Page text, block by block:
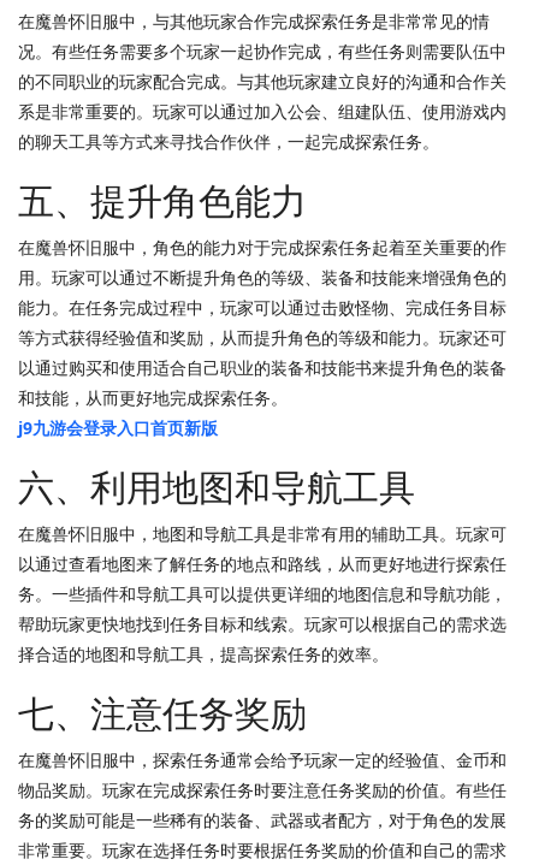
在魔兽怀旧服中，与其他玩家合作完成探索任务是非常常见的情
况。有些任务需要多个玩家一起协作完成，有些任务则需要队伍中
的不同职业的玩家配合完成。与其他玩家建立良好的沟通和合作关
系是非常重要的。玩家可以通过加入公会、组建队伍、使用游戏内
的聊天工具等方式来寻找合作伙伴，一起完成探索任务。
五、提升角色能力
在魔兽怀旧服中，角色的能力对于完成探索任务起着至关重要的作
用。玩家可以通过不断提升角色的等级、装备和技能来增强角色的
能力。在任务完成过程中，玩家可以通过击败怪物、完成任务目标
等方式获得经验值和奖励，从而提升角色的等级和能力。玩家还可
以通过购买和使用适合自己职业的装备和技能书来提升角色的装备
和技能，从而更好地完成探索任务。
j9九游会登录入口首页新版
六、利用地图和导航工具
在魔兽怀旧服中，地图和导航工具是非常有用的辅助工具。玩家可
以通过查看地图来了解任务的地点和路线，从而更好地进行探索任
务。一些插件和导航工具可以提供更详细的地图信息和导航功能，
帮助玩家更快地找到任务目标和线索。玩家可以根据自己的需求选
择合适的地图和导航工具，提高探索任务的效率。
七、注意任务奖励
在魔兽怀旧服中，探索任务通常会给予玩家一定的经验值、金币和
物品奖励。玩家在完成探索任务时要注意任务奖励的价值。有些任
务的奖励可能是一些稀有的装备、武器或者配方，对于角色的发展
非常重要。玩家在选择任务时要根据任务奖励的价值和自己的需求